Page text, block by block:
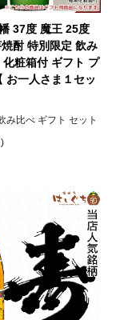
37度 魔王 25度
酎 特別限定 飲み
化粧箱付 ギフト プ
お一人さま１セッ
み比べ ギフト セット